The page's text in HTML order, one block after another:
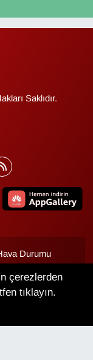
Saklıdır.
Durumu
Yoğunluk
çerezlerden
tıklayın.